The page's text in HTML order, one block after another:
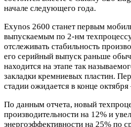
начале следующего года.
Exynos 2600 станет первым
выпускаемым по 2-нм
отслеживать стабильность
его серийный выпуск раньше
находится на этапе так
закладки кремниевых пластин.
стадии ожидается в конце
По данным отчета, новый
производительности на 12% и
энергоэффективности на 25% по